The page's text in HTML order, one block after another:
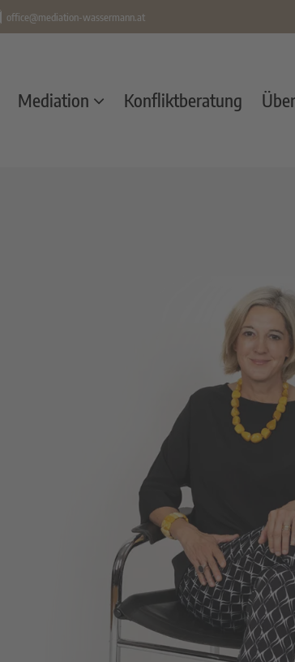
office@mediation-wassermann.at
Mediation Konfliktberatung